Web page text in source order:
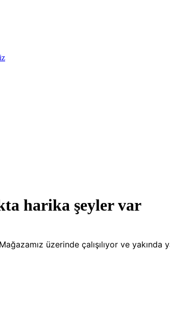
harika şeyler var
üzerinde çalışılıyor ve yakında